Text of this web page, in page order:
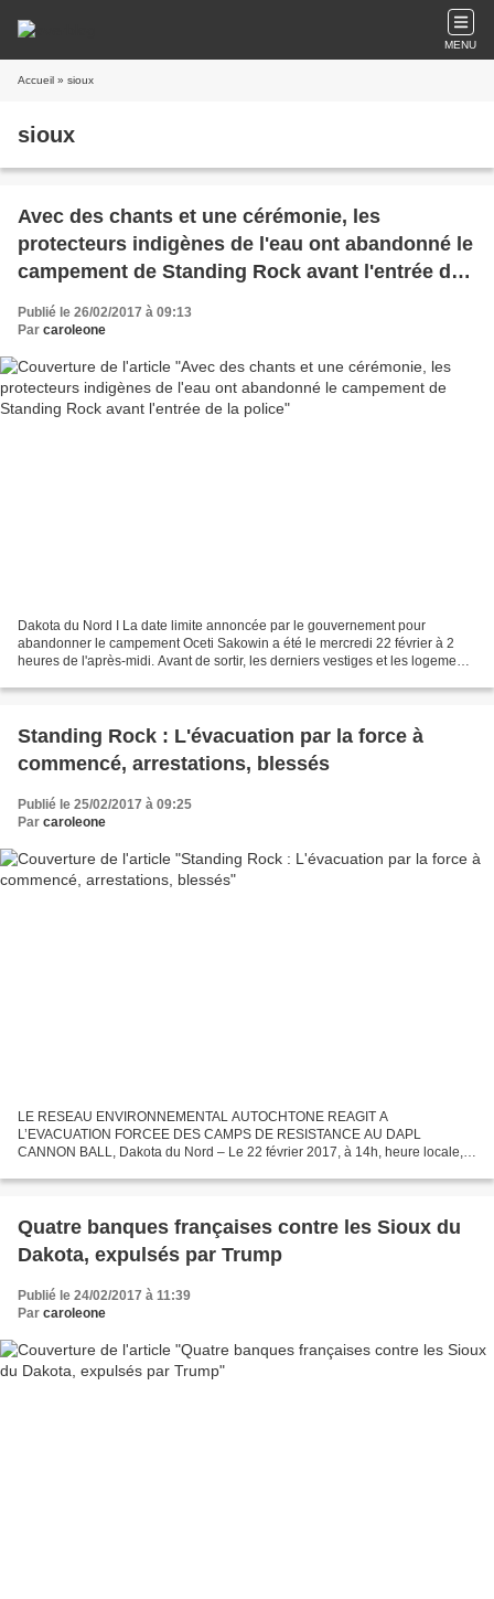
MENU
Accueil » sioux
sioux
Avec des chants et une cérémonie, les
protecteurs indigènes de l'eau ont abandonné le
campement de Standing Rock avant l'entrée de
la police
Publié le 26/02/2017 à 09:13
Par caroleone
Dakota du Nord I La date limite annoncée par le gouvernement pour
abandonner le campement Oceti Sakowin a été le mercredi 22 février à 2
heures de l'après-midi. Avant de sortir, les derniers vestiges et les logements
Standing Rock : L'évacuation par la force à
commencé, arrestations, blessés
Publié le 25/02/2017 à 09:25
Par caroleone
LE RESEAU ENVIRONNEMENTAL AUTOCHTONE REAGIT A
L’EVACUATION FORCEE DES CAMPS DE RESISTANCE AU DAPL
CANNON BALL, Dakota du Nord – Le 22 février 2017, à 14h, heure locale,
Corps des Ingénieurs...
Quatre banques françaises contre les Sioux du
Dakota, expulsés par Trump
Publié le 24/02/2017 à 11:39
Par caroleone